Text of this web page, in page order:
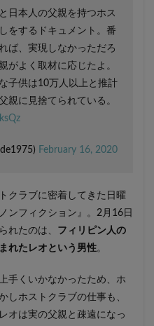
日本人の父親を持つホス
をするドキュメント。番
ば、実現しなかっただろ
がよく取材に応じたよ。
子供は10万人以上と推計
親に見捨てられている。
February 16, 2020
クラブに密着してきた日曜
ンフィクション』。2月16日
れたのは、 フィリピン人の
れたレオという男性。
手くいかなかったため、ホ
しホストクラブの仕事も、
オは実の父親と疎遠になっ